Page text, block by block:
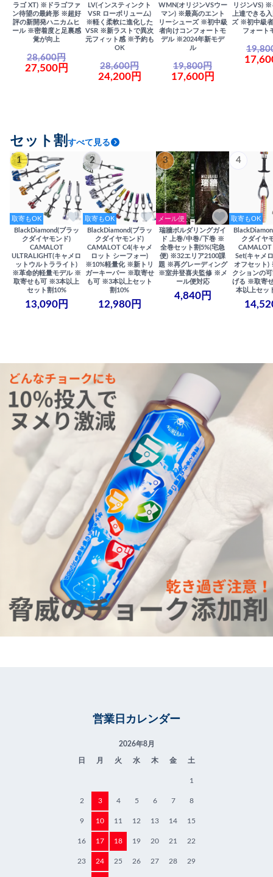
ラゴ XT) ※ドラゴファ
ン待望の最終形 ※超好
評の新開発ハニカムヒ
ール ※密着度と足裏感
覚が向上
28,600円
27,500円
LV(インスティンクト
VSR ローボリューム)
※軽く柔軟に進化した
VSR ※新ラストで異次
元フィット感 ※予約も
OK
28,600円
24,200円
WMN(オリジンVSウー
マン) ※最高のエント
リーシューズ ※初中級
者向けコンフォートモ
デル ※2024年新モデ
ル
19,800円
17,600円
リジンVS) ※
上達できる
ズ ※初中級
フォート
セット割 すべて見る
1
取寄もOK
BlackDiamond(ブラッ
クダイヤモンド)
CAMALOT
ULTRALIGHT(キャメロ
ットウルトラライト)
※革命的軽量モデル ※
取寄せも可 ※3本以上
セット割10%
13,090円
2
取寄もOK
BlackDiamond(ブラッ
クダイヤモンド)
CAMALOT C4(キャメ
ロット シーフォー)
※10%軽量化 ※新トリ
ガーキーパー ※取寄せ
も可 ※3本以上セット
割10%
12,980円
3
メール便
瑞牆ボルダリングガイ
ド 上巻/中巻/下巻 ※
全巻セット割5%(宅急
便) ※32エリア2100課
題 ※再グレーディング
※室井登喜夫監修 ※メ
ール便対応
4,840円
4
取寄もOK
クダイヤ
Set(キャメ
オフセット)
クションの
げる ※取寄
本以上セッ
営業日カレンダー
2026年8月
日 月 火 水 木 金 土
1
2 3 4 5 6 7 8
9 10 11 12 13 14 15
16 17 18 19 20 21 22
23 24 25 26 27 28 29